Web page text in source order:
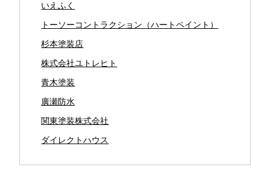
いえふく
トーソーコントラクション（ハートペイント）
杉本塗装店
株式会社ユトレヒト
青木塗装
廣瀬防水
関東塗装株式会社
ダイレクトハウス